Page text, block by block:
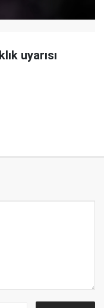
uyarısı